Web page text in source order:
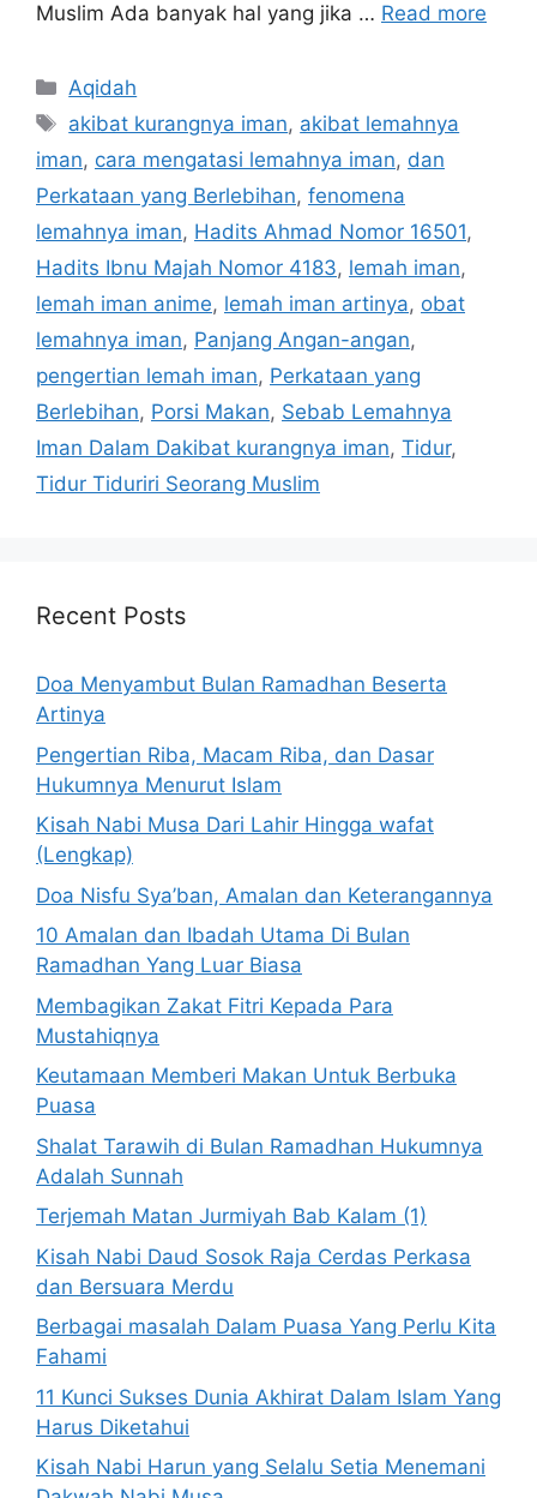
Muslim Ada banyak hal yang jika … Read more
Categories
Aqidah
Tags
akibat kurangnya iman, akibat lemahnya
iman, cara mengatasi lemahnya iman, dan
Perkataan yang Berlebihan, fenomena
lemahnya iman, Hadits Ahmad Nomor 16501,
Hadits Ibnu Majah Nomor 4183, lemah iman,
lemah iman anime, lemah iman artinya, obat
lemahnya iman, Panjang Angan-angan,
pengertian lemah iman, Perkataan yang
Berlebihan, Porsi Makan, Sebab Lemahnya
Iman Dalam Dakibat kurangnya iman, Tidur,
Tidur Tiduriri Seorang Muslim
Recent Posts
Doa Menyambut Bulan Ramadhan Beserta
Artinya
Pengertian Riba, Macam Riba, dan Dasar
Hukumnya Menurut Islam
Kisah Nabi Musa Dari Lahir Hingga wafat
(Lengkap)
Doa Nisfu Sya’ban, Amalan dan Keterangannya
10 Amalan dan Ibadah Utama Di Bulan
Ramadhan Yang Luar Biasa
Membagikan Zakat Fitri Kepada Para
Mustahiqnya
Keutamaan Memberi Makan Untuk Berbuka
Puasa
Shalat Tarawih di Bulan Ramadhan Hukumnya
Adalah Sunnah
Terjemah Matan Jurmiyah Bab Kalam (1)
Kisah Nabi Daud Sosok Raja Cerdas Perkasa
dan Bersuara Merdu
Berbagai masalah Dalam Puasa Yang Perlu Kita
Fahami
11 Kunci Sukses Dunia Akhirat Dalam Islam Yang
Harus Diketahui
Kisah Nabi Harun yang Selalu Setia Menemani